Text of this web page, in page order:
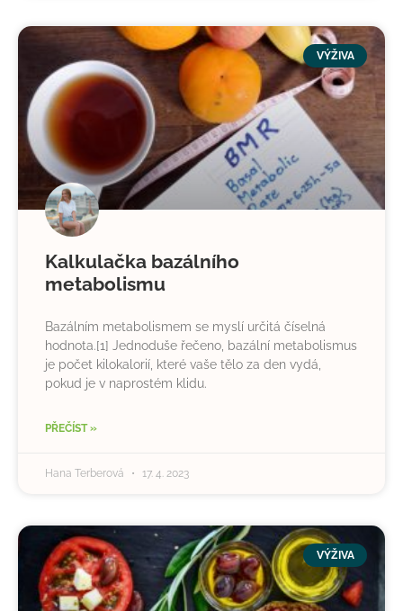
VÝŽIVA
Kalkulačka bazálního
metabolismu
Bazálním metabolismem se myslí určitá číselná
hodnota.[1] Jednoduše řečeno, bazální metabolismus
je počet kilokalorií, které vaše tělo za den vydá,
pokud je v naprostém klidu.
PŘEČÍST »
Hana Terberová 17. 4. 2023
VÝŽIVA